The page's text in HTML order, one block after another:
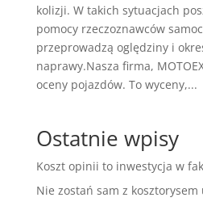
kolizji. W takich sytuacjach
pomocy rzeczoznawców
przeprowadzą oględziny i
naprawy.Nasza firma,
oceny pojazdów. To wyceny,...
Ostatnie wpisy
Koszt opinii to inwestycja w
Nie zostań sam z